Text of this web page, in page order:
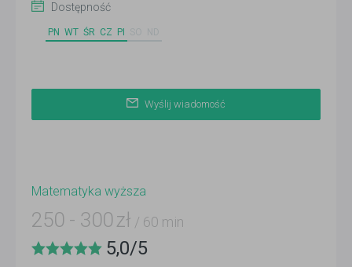
Dostępność
PN WT ŚR CZ PI
Wyślij wiadomość
Matematyka wyższa
250 - 300 zł / 60 min
5,0/5